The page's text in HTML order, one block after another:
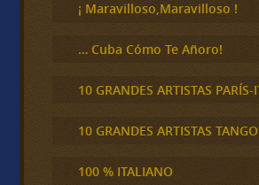
¡ Maravilloso,Maravilloso !
… Cuba Cómo Te Añoro!
10 GRANDES ARTISTAS PARÍS-
10 GRANDES ARTISTAS TANGO
100 % ITALIANO